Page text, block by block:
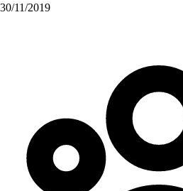
30/11/2019